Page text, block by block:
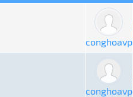
conghoavp
conghoavp